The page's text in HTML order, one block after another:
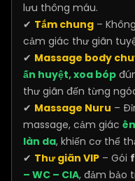
lưu thông máu.
✔ Tắm chung –
cảm giác thư giãn
✔ Massage body
ấn huyệt, xoa bóp
thư giãn đến từng
✔ Massage Nuru –
massage, cảm giác
làn da, khiến cơ thể
✔ Thư giãn VIP – Gói
– WC – CIA, đảm bảo